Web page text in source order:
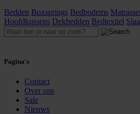
Bedden Boxsprings Bedbodems
Hoofdkussens Dekbedden Bedtextiel
Pagina's
Contact
Over ons
Sale
Nieuws